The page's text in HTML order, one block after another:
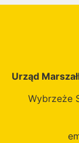
Urząd
Wybrzeże